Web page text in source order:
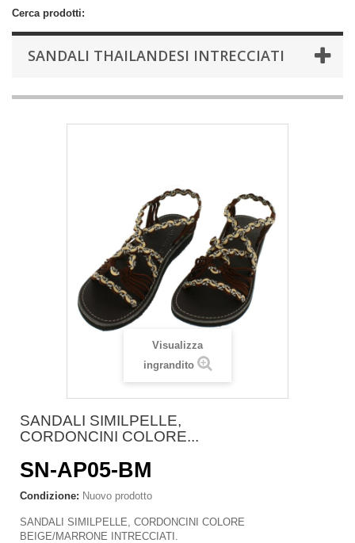
Cerca prodotti:
SANDALI THAILANDESI INTRECCIATI
Visualizza
ingrandito
SANDALI SIMILPELLE,
CORDONCINI COLORE...
SN-AP05-BM
Condizione: Nuovo prodotto
SANDALI SIMILPELLE, CORDONCINI COLORE
BEIGE/MARRONE INTRECCIATI.